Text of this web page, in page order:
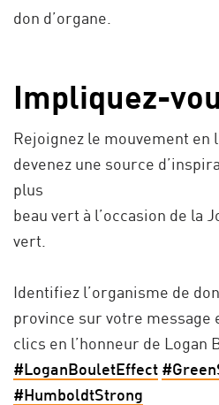
don d’organe.
Impliquez-
Rejoignez le mouvement en
devenez une source
plus
beau vert à l’occasion de la
vert.
Identifiez l’organisme de
province sur votre message
clics en l’honneur de Logan
#LoganBouletEffect
#HumboldtStrong